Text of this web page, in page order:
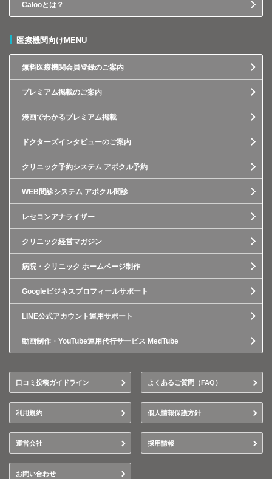
Calooとは？
医療機関向けMENU
無料医療機関会員登録のご案内
プレミアム掲載のご案内
漫画でわかるプレミアム掲載
ドクターズインタビューのご案内
クリニック予約システム アポクル予約
WEB問診システム アポクル問診
レセコンアナライザー
クリニック経営マガジン
病院・クリニック ホームページ制作
Googleビジネスプロフィールサポート
LINE公式アカウント運用サポート
動画制作・YouTube運用代行サービス MedTube
口コミ投稿ガイドライン よくあるご質問（FAQ）
利用規約 個人情報保護方針
運営会社 採用情報
お問い合わせ